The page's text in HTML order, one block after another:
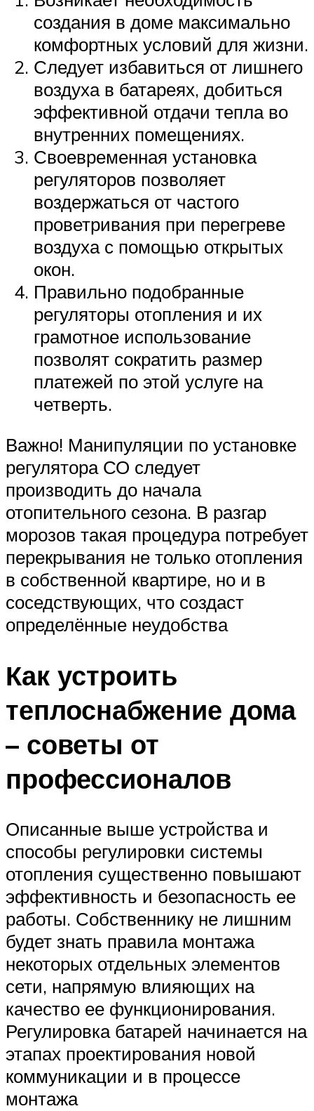
создания в доме максимально
комфортных условий для жизни.
Следует избавиться от лишнего
воздуха в батареях, добиться
эффективной отдачи тепла во
внутренних помещениях.
Своевременная установка
регуляторов позволяет
воздержаться от частого
проветривания при перегреве
воздуха с помощью открытых
окон.
Правильно подобранные
регуляторы отопления и их
грамотное использование
позволят сократить размер
платежей по этой услуге на
четверть.
Важно! Манипуляции по установке
регулятора СО следует
производить до начала
отопительного сезона. В разгар
морозов такая процедура потребует
перекрывания не только отопления
в собственной квартире, но и в
соседствующих, что создаст
определённые неудобства
Как устроить
теплоснабжение дома
– советы от
профессионалов
Описанные выше устройства и
способы регулировки системы
отопления существенно повышают
эффективность и безопасность ее
работы. Собственнику не лишним
будет знать правила монтажа
некоторых отдельных элементов
сети, напрямую влияющих на
качество ее функционирования.
Регулировка батарей начинается на
этапах проектирования новой
коммуникации и в процессе
монтажа